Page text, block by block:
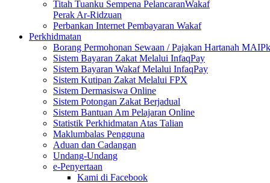
Titah Tuanku Sempena PelancaranWakaf
Perak Ar-Ridzuan
Perbankan Internet Pembayaran Wakaf
Perkhidmatan
Borang Permohonan Sewaan / Pajakan Hartanah MAIPk
Sistem Bayaran Zakat Melalui InfaqPay
Sistem Bayaran Wakaf Melalui InfaqPay
Sistem Kutipan Zakat Melalui FPX
Sistem Dermasiswa Online
Sistem Potongan Zakat Berjadual
Sistem Bantuan Am Pelajaran Online
Statistik Perkhidmatan Atas Talian
Maklumbalas Pengguna
Aduan dan Cadangan
Undang-Undang
e-Penyertaan
Kami di Facebook